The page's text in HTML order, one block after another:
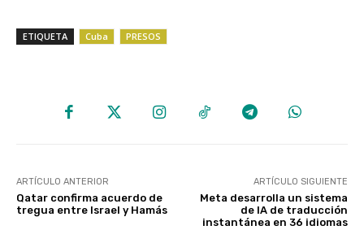
ETIQUETA Cuba PRESOS
ARTÍCULO ANTERIOR
Qatar confirma acuerdo de
tregua entre Israel y Hamás
ARTÍCULO SIGUIENTE
Meta desarrolla un sistema
de IA de traducción
instantánea en 36 idiomas